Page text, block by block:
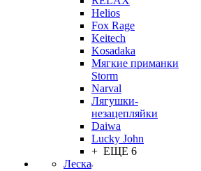
Helios
Fox Rage
Keitech
Kosadaka
Мягкие приманки
Storm
Narval
Лягушки-
незацепляйки
Daiwa
Lucky John
+ ЕЩЕ 6
Леска